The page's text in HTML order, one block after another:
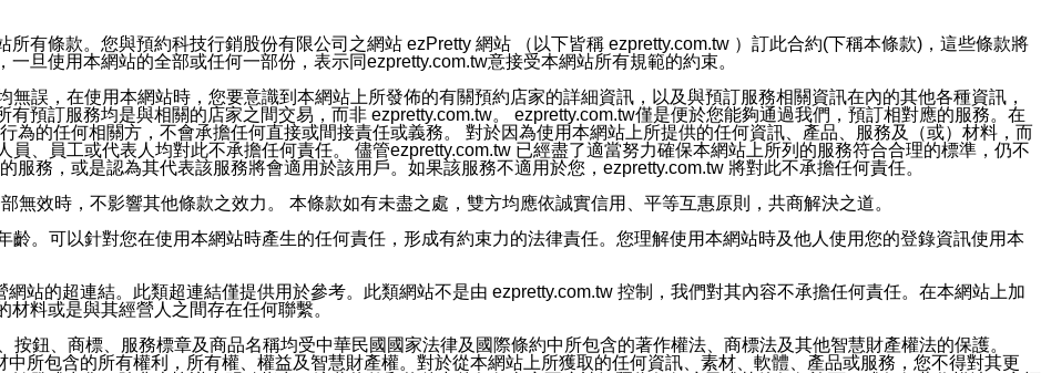
絡並傳送或宣傳本網站各項服務之資料或電子郵件供您參考。您能依照該資料或電子郵件所指示之方法、說明或功能連結，隨時
加入本公司/本服務好友，您仍可接收到通知型訊息。
為限，以廣告或其他目的的訊息皆不會被傳送。滿足以下三個條件者，將可收到通知型訊息。
話號碼比對相符。
訊息。
官方帳號或認證官方帳號的通知型訊息。
有條款。您與預約科技行銷股份有限公司之網站 ezPretty 網站 （以下皆稱 ezpretty.com.tw ）訂此合約(下稱本條款)，這些條款將
旦使用本網站的全部或任何一部份，表示同ezpretty.com.tw意接受本網站所有規範的約束。
誤，在使用本網站時，您要意識到本網站上所發佈的有關預約店家的詳細資訊，以及與預訂服務相關資訊在內的其他各種資訊，
預訂服務均是與相關的店家之間交易，而非 ezpretty.com.tw。 ezpretty.com.tw僅是便於您能夠通過我們，預訂相對應的服務。在
為的任何相關方，不會承擔任何直接或間接責任或義務。 對於因為使用本網站上所提供的任何資訊、產品、服務及（或）材料，而
員、員工或代表人均對此不承擔任何責任。 儘管ezpretty.com.tw 已經盡了適當努力確保本網站上所列的服務符合合理的標準，仍不
服務，或是認為其代表該服務將會適用於該用戶。如果該服務不適用於您，ezpretty.com.tw 將對此不承擔任何責任。
無效時，不影響其他條款之效力。 本條款如有未盡之處，雙方均應依誠實信用、平等互惠原則，共商解決之道。
齡。可以針對您在使用本網站時產生的任何責任，形成有約束力的法律責任。您理解使用本網站時及他人使用您的登錄資訊使用本
站的超連結。此類超連結僅提供用於參考。此類網站不是由 ezpretty.com.tw 控制，我們對其內容不承擔任何責任。在本網站上加
料或是與其經營人之間存在任何聯繫。
鈕、商標、服務標章及商品名稱均受中華民國國家法律及國際條約中所包含的著作權法、商標法及其他智慧財產權法的保護。
所包含的所有權利，所有權、權益及智慧財產權。對於從本網站上所獲取的任何資訊、素材、軟體、產品或服務，您不得對其更